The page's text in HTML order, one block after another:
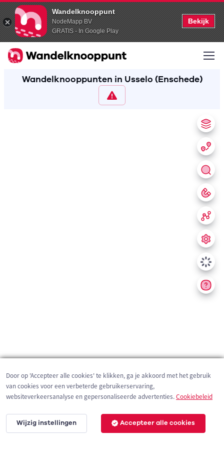
Wandelknooppunt
NodeMapp BV
GRATIS - In Google Play
Bekijk
Wandelknooppunten in Usselo (Enschede)
200 m
Door op 'Accepteer alle cookies' te klikken, ga je akkoord met het gebruik
van cookies voor een verbeterde gebruikerservaring,
websiteverkeersanalyse en gepersonaliseerde advertenties.Cookiebeleid
Wijzig instellingen Accepteer alle cookies